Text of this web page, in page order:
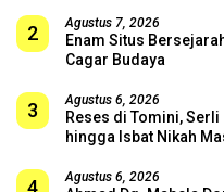
2 Agustus 7, 2026
Enam Situs
Cagar Budaya
3 Agustus 6, 2026
Reses di Tomini,
hingga Isbat Nikah
Agustus 6, 2026